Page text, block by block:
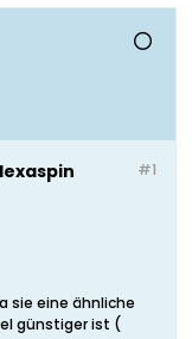
#1
sie eine ähnliche
günstiger ist (